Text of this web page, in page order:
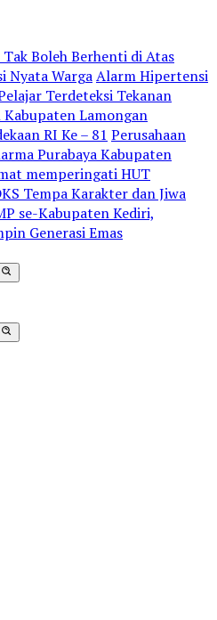
Boleh Berhenti di Atas
Nyata WargaAlarm Hipertensi
Terdeteksi Tekanan
Kabupaten Lamongan
RI Ke – 81 Perusahaan
Purabaya Kabupaten
memperingati HUT
Tempa Karakter dan Jiwa
se-Kabupaten Kediri,
Generasi Emas